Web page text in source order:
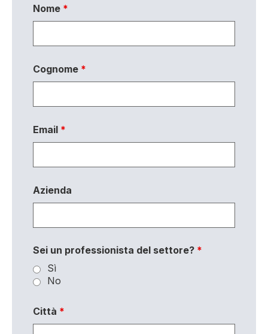
Nome *
Cognome *
Email *
Azienda
Sei un professionista del settore? *
Sì
No
Città *